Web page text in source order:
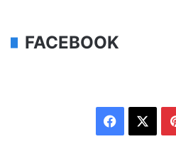
FACEBOOK
Facebook